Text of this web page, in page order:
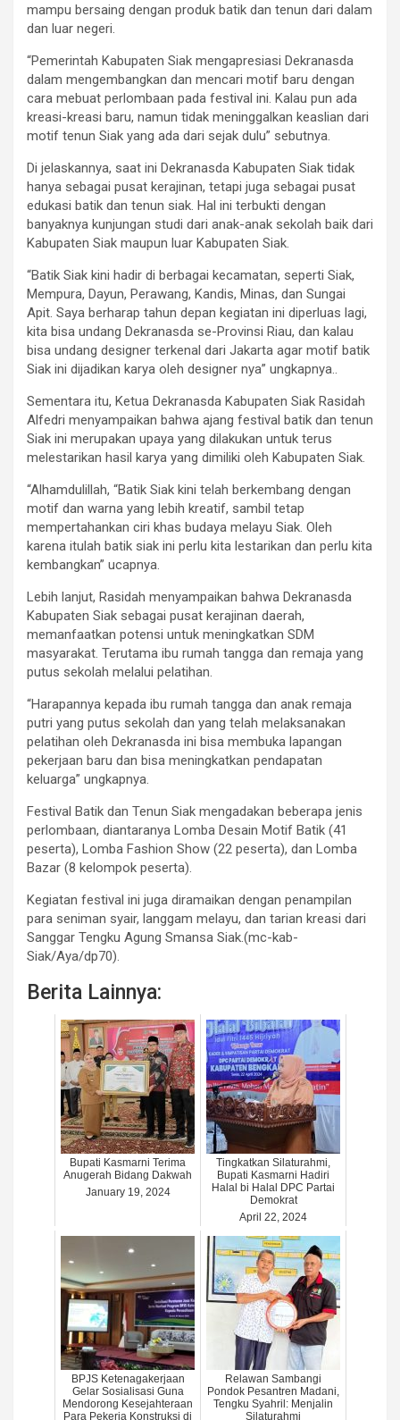
mampu bersaing dengan produk batik dan tenun dari dalam
dan luar negeri.
“Pemerintah Kabupaten Siak mengapresiasi Dekranasda
dalam mengembangkan dan mencari motif baru dengan
cara mebuat perlombaan pada festival ini. Kalau pun ada
kreasi-kreasi baru, namun tidak meninggalkan keaslian dari
motif tenun Siak yang ada dari sejak dulu” sebutnya.
Di jelaskannya, saat ini Dekranasda Kabupaten Siak tidak
hanya sebagai pusat kerajinan, tetapi juga sebagai pusat
edukasi batik dan tenun siak. Hal ini terbukti dengan
banyaknya kunjungan studi dari anak-anak sekolah baik dari
Kabupaten Siak maupun luar Kabupaten Siak.
“Batik Siak kini hadir di berbagai kecamatan, seperti Siak,
Mempura, Dayun, Perawang, Kandis, Minas, dan Sungai
Apit. Saya berharap tahun depan kegiatan ini diperluas lagi,
kita bisa undang Dekranasda se-Provinsi Riau, dan kalau
bisa undang designer terkenal dari Jakarta agar motif batik
Siak ini dijadikan karya oleh designer nya” ungkapnya..
Sementara itu, Ketua Dekranasda Kabupaten Siak Rasidah
Alfedri menyampaikan bahwa ajang festival batik dan tenun
Siak ini merupakan upaya yang dilakukan untuk terus
melestarikan hasil karya yang dimiliki oleh Kabupaten Siak.
“Alhamdulillah, “Batik Siak kini telah berkembang dengan
motif dan warna yang lebih kreatif, sambil tetap
mempertahankan ciri khas budaya melayu Siak. Oleh
karena itulah batik siak ini perlu kita lestarikan dan perlu kita
kembangkan” ucapnya.
Lebih lanjut, Rasidah menyampaikan bahwa Dekranasda
Kabupaten Siak sebagai pusat kerajinan daerah,
memanfaatkan potensi untuk meningkatkan SDM
masyarakat. Terutama ibu rumah tangga dan remaja yang
putus sekolah melalui pelatihan.
“Harapannya kepada ibu rumah tangga dan anak remaja
putri yang putus sekolah dan yang telah melaksanakan
pelatihan oleh Dekranasda ini bisa membuka lapangan
pekerjaan baru dan bisa meningkatkan pendapatan
keluarga” ungkapnya.
Festival Batik dan Tenun Siak mengadakan beberapa jenis
perlombaan, diantaranya Lomba Desain Motif Batik (41
peserta), Lomba Fashion Show (22 peserta), dan Lomba
Bazar (8 kelompok peserta).
Kegiatan festival ini juga diramaikan dengan penampilan
para seniman syair, langgam melayu, dan tarian kreasi dari
Sanggar Tengku Agung Smansa Siak.(mc-kab-
Siak/Aya/dp70).
Berita Lainnya:
Bupati Kasmarni Terima
Anugerah Bidang Dakwah
January 19, 2024
Tingkatkan Silaturahmi,
Bupati Kasmarni Hadiri
Halal bi Halal DPC Partai
Demokrat
April 22, 2024
BPJS Ketenagakerjaan
Gelar Sosialisasi Guna
Mendorong Kesejahteraan
Para Pekerja Konstruksi di
Relawan Sambangi
Pondok Pesantren Madani,
Tengku Syahril: Menjalin
Silaturahmi